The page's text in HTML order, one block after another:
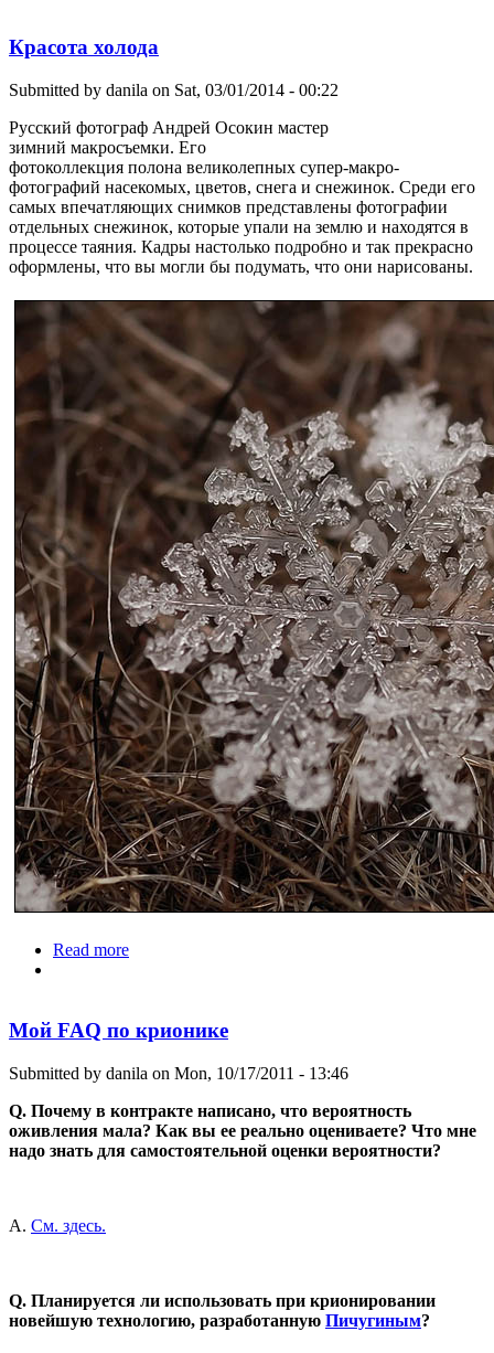
Красота холода
Submitted by danila on Sat, 03/01/2014 - 00:22
Русский фотограф Андрей Осокин мастер
зимний макросъемки. Его
фотоколлекция полона великолепных супер-макро-
фотографий насекомых, цветов, снега и снежинок. Среди его
самых впечатляющих снимков представлены фотографии
отдельных снежинок, которые упали на землю и находятся в
процессе таяния. Кадры настолько подробно и так прекрасно
оформлены, что вы могли бы подумать, что они нарисованы.
Read more
Мой FAQ по крионике
Submitted by danila on Mon, 10/17/2011 - 13:46
Q. Почему в контракте написано, что вероятность
оживления мала? Как вы ее реально оцениваете? Что мне
надо знать для самостоятельной оценки вероятности?
A. См. здесь.
Q. Планируется ли использовать при крионировании
новейшую технологию, разработанную Пичугиным?